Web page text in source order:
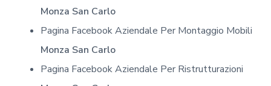
Monza San Carlo
Pagina Facebook Aziendale Per Montaggio Mobili
Monza San Carlo
Pagina Facebook Aziendale Per Ristrutturazioni